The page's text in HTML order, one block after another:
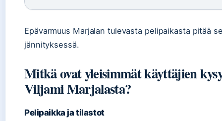
Epävarmuus Marjalan tulevasta pelipaikasta pitää
jännityksessä.
Mitkä ovat yleisimmät käyttäjien
Viljami Marjalasta?
Pelipaikka ja tilastot